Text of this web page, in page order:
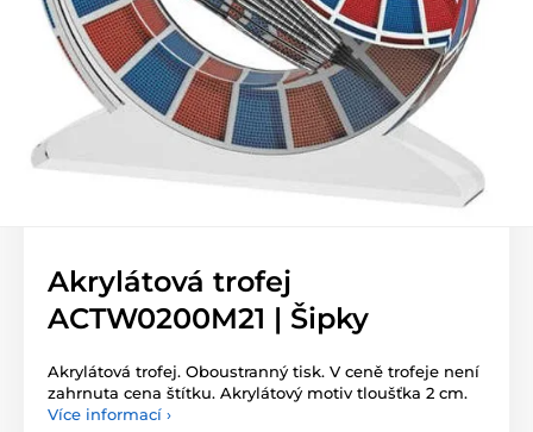
Akrylátová trofej
ACTW0200M21 | Šipky
Akrylátová trofej. Oboustranný tisk. V ceně trofeje není
zahrnuta cena štítku. Akrylátový motiv tloušťka 2 cm.
Více informací ›